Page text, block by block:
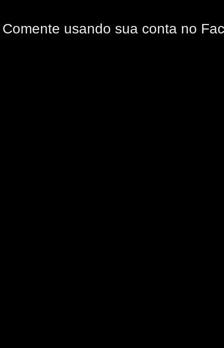
Comente usando sua conta no